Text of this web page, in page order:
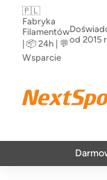
🇵🇱
Fabryka
Filamentów
| 📦 24h | 💬
Wsparcie
od 2015
Darmowa